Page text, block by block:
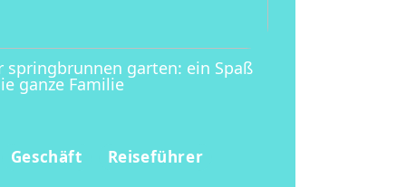
springbrunnen garten: ein Spaß
ganze Familie
Geschäft Reiseführer